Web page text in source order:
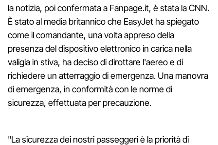
la notizia, poi confermata a Fanpage.it, è stata la CNN.
È stato al media britannico che EasyJet ha spiegato
come il comandante, una volta appreso della
presenza del dispositivo elettronico in carica nella
valigia in stiva, ha deciso di dirottare l'aereo e di
richiedere un atterraggio di emergenza. Una manovra
di emergenza, in conformità con le norme di
sicurezza, effettuata per precauzione.
"La sicurezza dei nostri passeggeri è la priorità di